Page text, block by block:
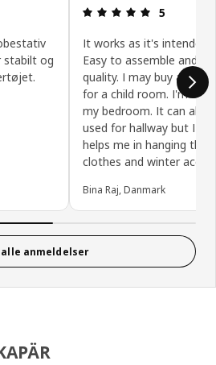
4 Ud af 5 Stjerner.
stabilt og
5
It works as it's intended
Easy to assemble and
quality. I may buy
for a child room. I'm
my bedroom. It can also
used for hallway but I
helps me in hanging the
clothes and winter
Bina Raj, Danmark
alle anmeldelser